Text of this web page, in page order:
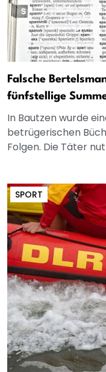
Falsche
fünfstellige
In Bautzen wurde
betrügerischen
Folgen. Die Täter
SPORT